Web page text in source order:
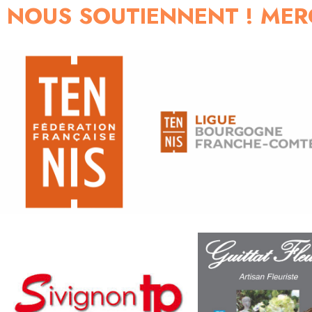
NOUS SOUTIENNENT !